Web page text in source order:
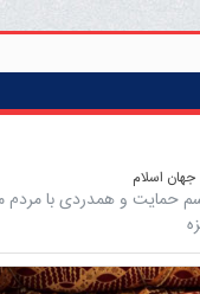
جهان اسلام
حمایت و همدردی با